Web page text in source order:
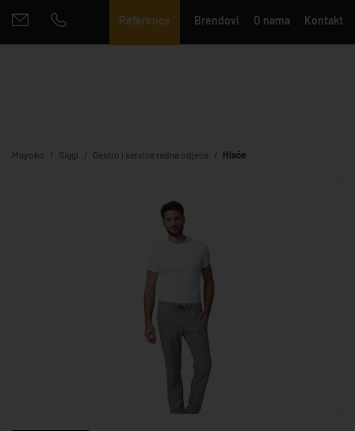
Reference Brendovi O nama Kontakt
Mayoko Siggi Gastro i service radna odjeća Hlače